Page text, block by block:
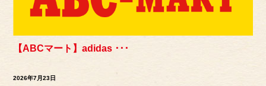
【ABCマート】adidas ･･･
2026年7月23日